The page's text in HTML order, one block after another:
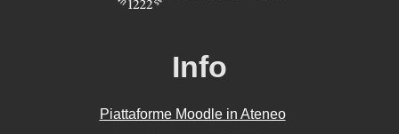
Info
Piattaforme Moodle in Ateneo